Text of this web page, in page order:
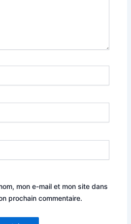
mon e-mail et mon site dans
prochain commentaire.